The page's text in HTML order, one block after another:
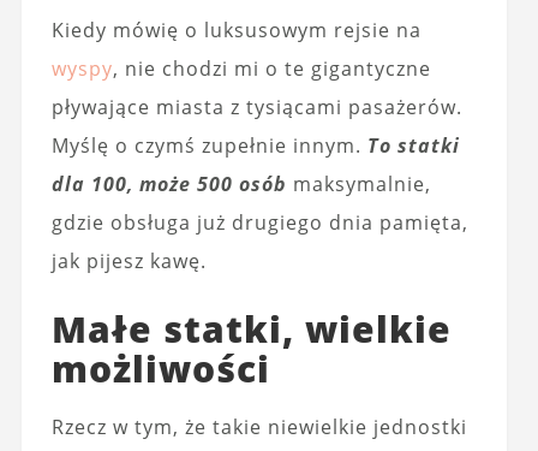
Kiedy mówię o luksusowym rejsie na
wyspy, nie chodzi mi o te gigantyczne
pływające miasta z tysiącami pasażerów.
Myślę o czymś zupełnie innym. To statki
dla 100, może 500 osób maksymalnie,
gdzie obsługa już drugiego dnia pamięta,
jak pijesz kawę.
Małe statki, wielkie
możliwości
Rzecz w tym, że takie niewielkie jednostki